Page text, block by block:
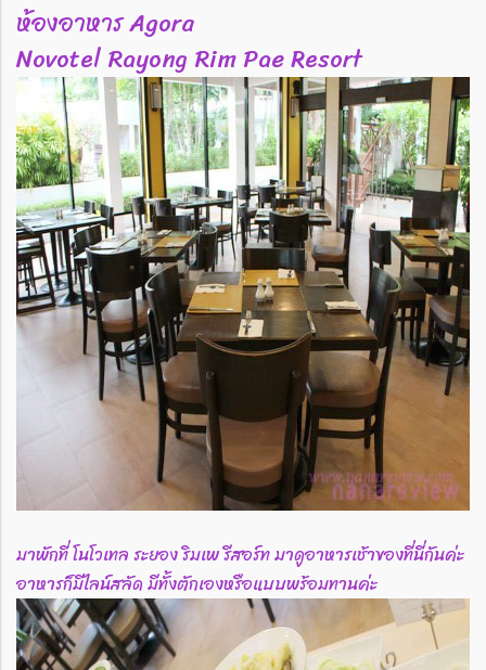
ห้องอาหาร Agora
Novotel Rayong Rim Pae Resort
มาพักที่ โนโวเทล ระยอง ริมเพ รีสอร์ท มาดูอาหารเช้าของที่นี่กันค่ะ
อาหารก็มีไลน์สลัด มีทั้งตักเองหรือแบบพร้อมทานค่ะ